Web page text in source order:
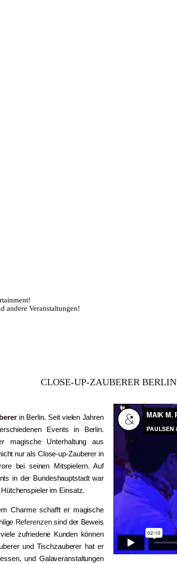
CLOSE-UP-ZAUBERER BERLIN
in Berlin. Seit vielen Jahren
Events in Berlin.
magische Unterhaltung aus
nur als Close-up-Zauberer in
bei seinen Mitspielern. Auf
in der Bundeshauptstadt war
im Einsatz.
Charme schafft er magische
Referenzensind der Beweis
zufriedene Kunden können
und Tischzauberer hat er
und Galaveranstaltungen